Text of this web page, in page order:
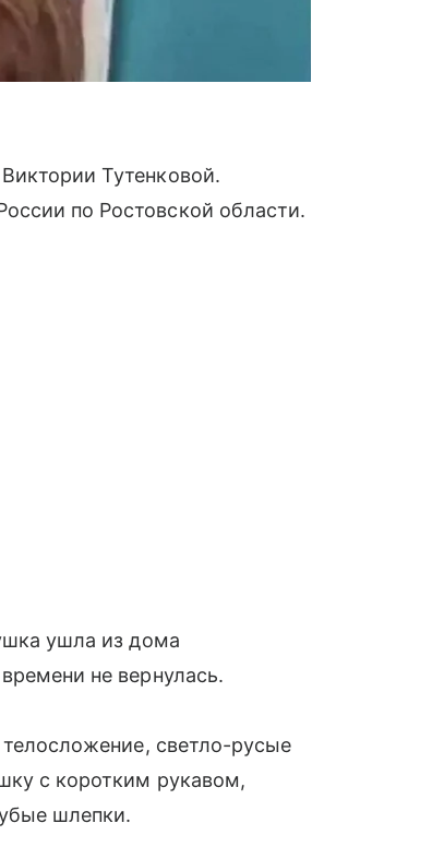
Тутенковой.
по Ростовской области.
ушла из дома
не вернулась.
светло-русые
с коротким рукавом,
шлепки.